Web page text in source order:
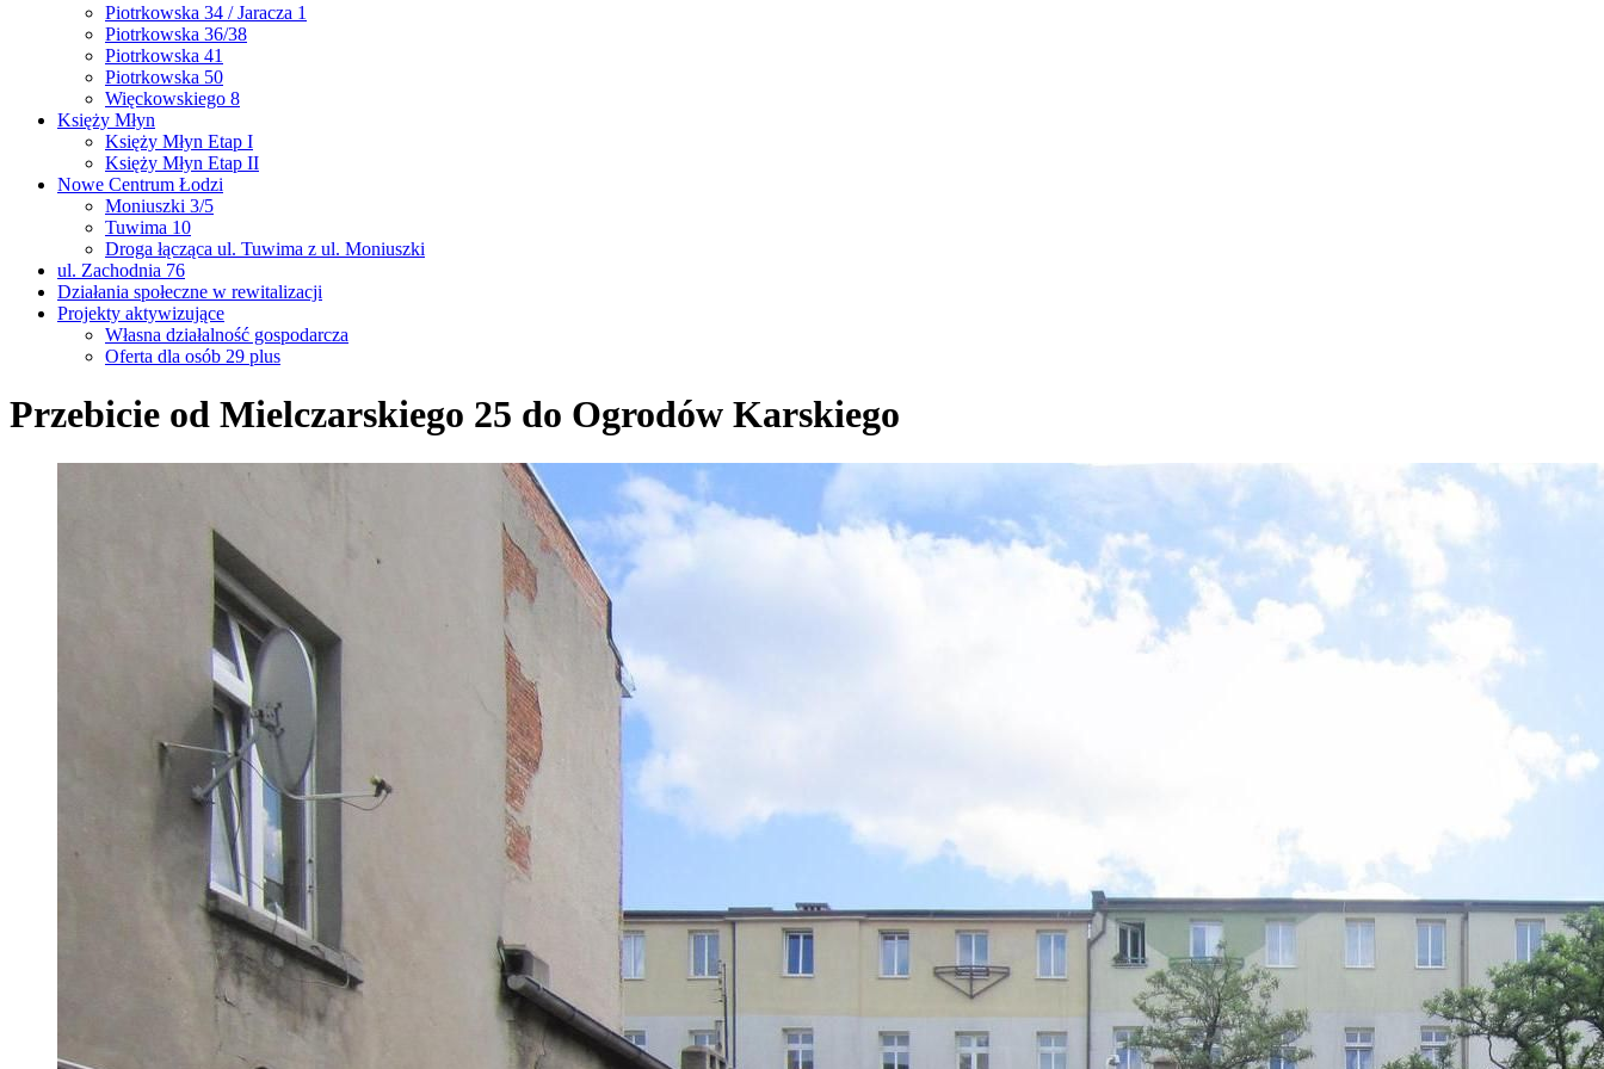
Piotrkowska 34 / Jaracza 1
Piotrkowska 36/38
Piotrkowska 41
Piotrkowska 50
Więckowskiego 8
Księży Młyn
Księży Młyn Etap I
Księży Młyn Etap II
Nowe Centrum Łodzi
Moniuszki 3/5
Tuwima 10
Droga łącząca ul. Tuwima z ul. Moniuszki
ul. Zachodnia 76
Działania społeczne w rewitalizacji
Projekty aktywizujące
Własna działalność gospodarcza
Oferta dla osób 29 plus
Przebicie od Mielczarskiego 25 do Ogrodów Karskiego